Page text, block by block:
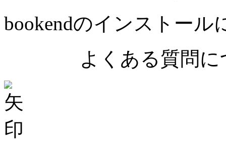
bookendのインストール
よくある質問に